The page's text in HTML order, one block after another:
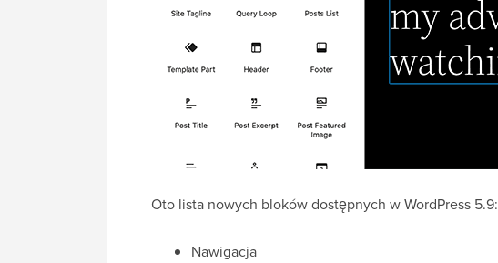
Oto lista nowych bloków dostępnych w WordPress 5.9:
Nawigacja